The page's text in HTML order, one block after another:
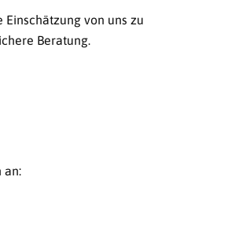
von uns zu
Beratung.
an: